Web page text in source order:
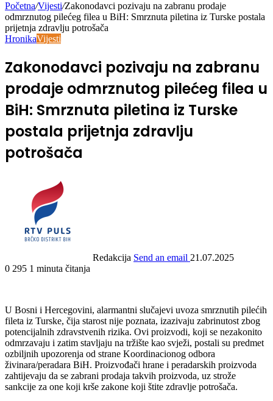
Početna/Vijesti/Zakonodavci pozivaju na zabranu prodaje
odmrznutog pilećeg filea u BiH: Smrznuta piletina iz Turske postala
prijetnja zdravlju potrošača
HronikaVijesti
Zakonodavci pozivaju na zabranu
prodaje odmrznutog pilećeg filea u
BiH: Smrznuta piletina iz Turske
postala prijetnja zdravlju
potrošača
Redakcija Send an email 21.07.2025
0 295 1 minuta čitanja
U Bosni i Hercegovini, alarmantni slučajevi uvoza smrznutih pilećih
fileta iz Turske, čija starost nije poznata, izazivaju zabrinutost zbog
potencijalnih zdravstvenih rizika. Ovi proizvodi, koji se nezakonito
odmrzavaju i zatim stavljaju na tržište kao svježi, postali su predmet
ozbiljnih upozorenja od strane Koordinacionog odbora
živinara/peradara BiH. Proizvođači hrane i peradarskih proizvoda
zahtijevaju da se zabrani prodaja takvih proizvoda, uz strože
sankcije za one koji krše zakone koji štite zdravlje potrošača.